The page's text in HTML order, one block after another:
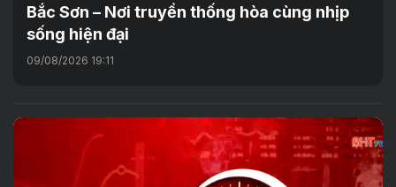
Bắc Sơn – Nơi truyền thống hòa cùng nhịp
sống hiện đại
09/08/2026 19:11